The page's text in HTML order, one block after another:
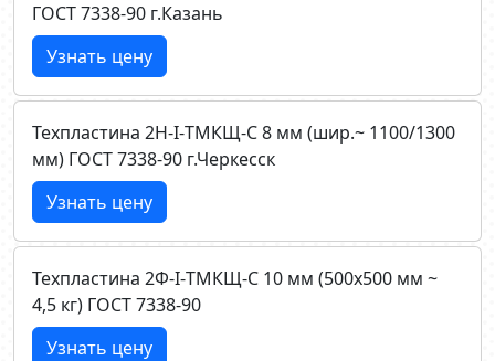
ГОСТ 7338-90 г.Казань
Узнать цену
Техпластина 2Н-I-ТМКЩ-C 8 мм (шир.~ 1100/1300
мм) ГОСТ 7338-90 г.Черкесск
Узнать цену
Техпластина 2Ф-I-ТМКЩ-C 10 мм (500х500 мм ~
4,5 кг) ГОСТ 7338-90
Узнать цену